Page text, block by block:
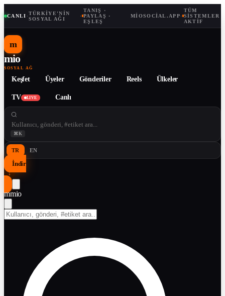
CANLI ·TÜRKIYE'NIN
SOSYAL AĞI
·
TANIŞ ·
PAYLAŞ ·
EŞLEŞ
MIOSOCIAL.APP·
TÜM
SISTEMLER
AKTIF
m
mio
SOSYAL AĞ
Keşfet Üyeler Gönderiler Reels Ülkeler
TV LIVE Canlı
⌘K
TR EN
İndir
↓
mmio